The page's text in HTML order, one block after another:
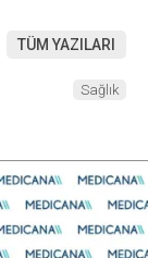
TÜM YAZILARI
Sağlık